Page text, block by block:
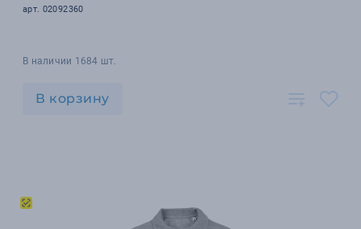
арт. 02092360
В наличии 1684 шт.
В корзину